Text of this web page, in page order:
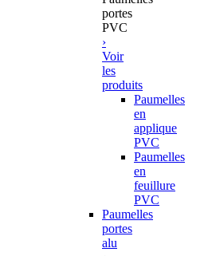
portes
PVC
›
Voir
les
produits
Paumelles
en
applique
PVC
Paumelles
en
feuillure
PVC
Paumelles
portes
alu